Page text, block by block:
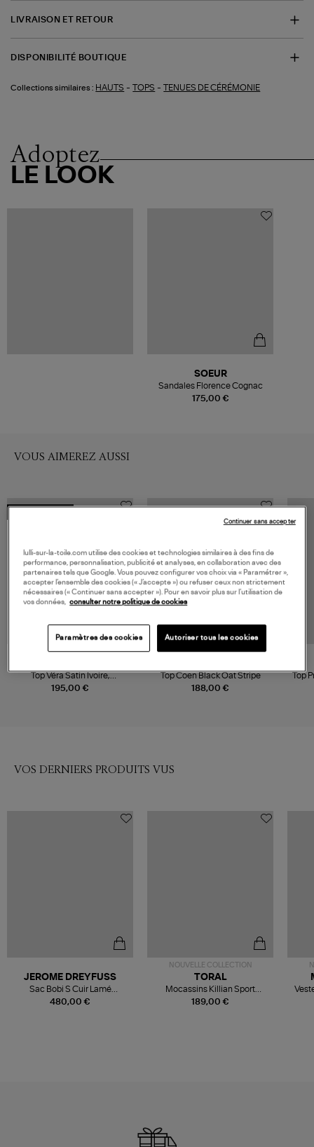
LIVRAISON ET RETOUR
DISPONIBILITÉ BOUTIQUE
Collections similaires : HAUTS -TOPS -TENUES DE CÉRÉMONIE
Adoptez
LE LOOK
175,00 €
SOEUR
Sandales Florence Cognac
VOUS AIMEREZ AUSSI
195,00 €
Top Véra Satin Ivoire,
Collaboration Jeanne Vouland
188,00 €
Top Coen Black Oat Stripe Top
VOS DERNIERS PRODUITS VUS
480,00 €
JEROME DREYFUSS
Sac Bobi S Cuir Lamé
Champagne
NOUVELLE COLLECTION
189,00 €
TORAL
Mocassins Killian Sport
Mousse
lulli-sur-la-toile.com utilise des cookies et technologies similaires à des fins de
performance, personnalisation, publicité et analyses, en collaboration avec des
partenaires tels que Google. Vous pouvez configurer vos choix via « Paramétrer »,
accepter l’ensemble des cookies (« J’accepte ») ou refuser ceux non strictement
nécessaires (« Continuer sans accepter »). Pour en savoir plus sur l’utilisation de
vos données, consulter notre politique de cookies
Paramètres des cookies Autoriser tous les cookies
Continuer sans accepter